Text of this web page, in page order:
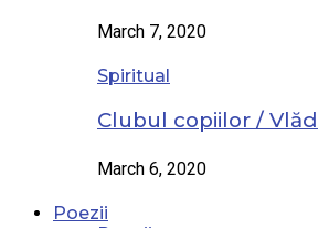
March 7, 2020
Spiritual
Clubul copiilor /
March 6, 2020
Poezii